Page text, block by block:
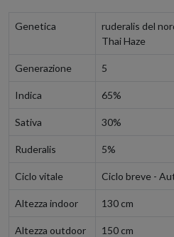
Genetica
ruderalis del
Thai Haze
Generazione 5
Indica 65%
Sativa 30%
Ruderalis 5%
Ciclo vitale Ciclo breve -
Altezza indoor 130 cm
Altezza outdoor 150 cm